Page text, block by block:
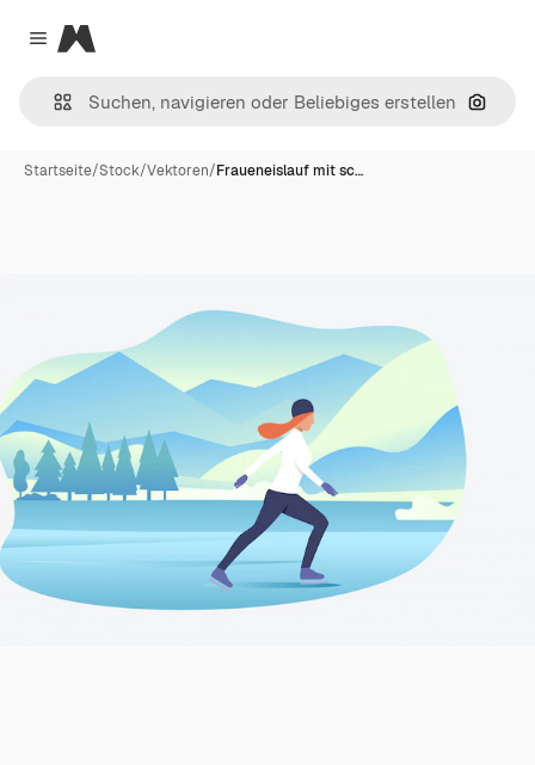
Close menu
Magnific
Nach
Startseite/Stock/Vektoren/Fraueneislauf mit sc…